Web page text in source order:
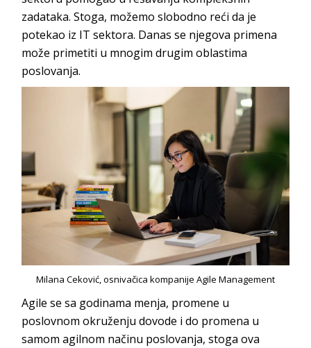
zadataka. Stoga, možemo slobodno reći da je
potekao iz IT sektora. Danas se njegova primena
može primetiti u mnogim drugim oblastima
poslovanja.
Milana Ceković, osnivačica kompanije Agile Management
Agile se sa godinama menja, promene u
poslovnom okruženju dovode i do promena u
samom agilnom načinu poslovanja, stoga ova